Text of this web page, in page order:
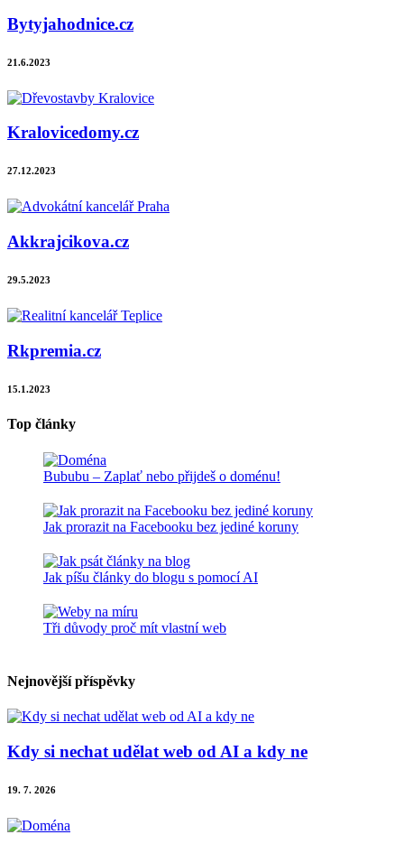
Bytyjahodnice.cz
21.6.2023
Kralovicedomy.cz
27.12.2023
Akkrajcikova.cz
29.5.2023
Rkpremia.cz
15.1.2023
Top články
Bububu – Zaplať nebo přijdeš o doménu!
Jak prorazit na Facebooku bez jediné koruny
Jak píšu články do blogu s pomocí AI
Tři důvody proč mít vlastní web
Nejnovější příspěvky
Kdy si nechat udělat web od AI a kdy ne
19. 7. 2026